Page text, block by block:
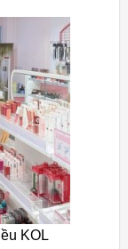
KOL